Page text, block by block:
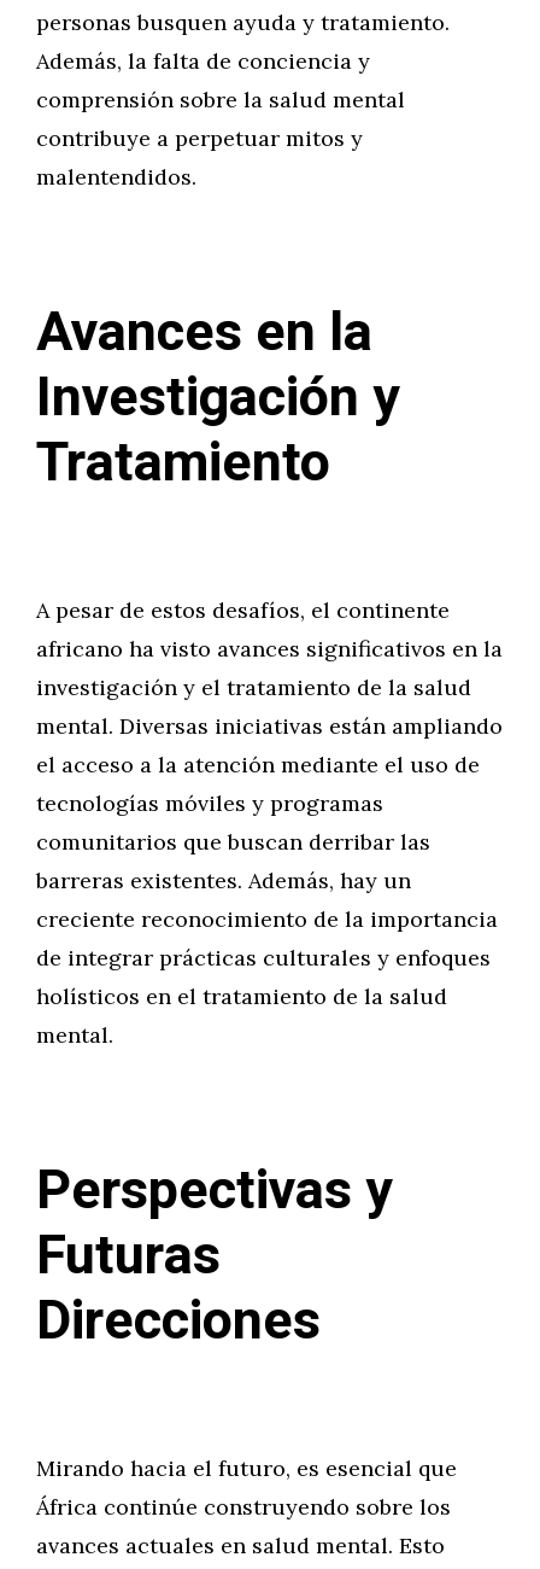
personas busquen ayuda y tratamiento.
Además, la falta de conciencia y
comprensión sobre la salud mental
contribuye a perpetuar mitos y
malentendidos.
Avances en la
Investigación y
Tratamiento
A pesar de estos desafíos, el continente
africano ha visto avances significativos en la
investigación y el tratamiento de la salud
mental. Diversas iniciativas están ampliando
el acceso a la atención mediante el uso de
tecnologías móviles y programas
comunitarios que buscan derribar las
barreras existentes. Además, hay un
creciente reconocimiento de la importancia
de integrar prácticas culturales y enfoques
holísticos en el tratamiento de la salud
mental.
Perspectivas y
Futuras
Direcciones
Mirando hacia el futuro, es esencial que
África continúe construyendo sobre los
avances actuales en salud mental. Esto